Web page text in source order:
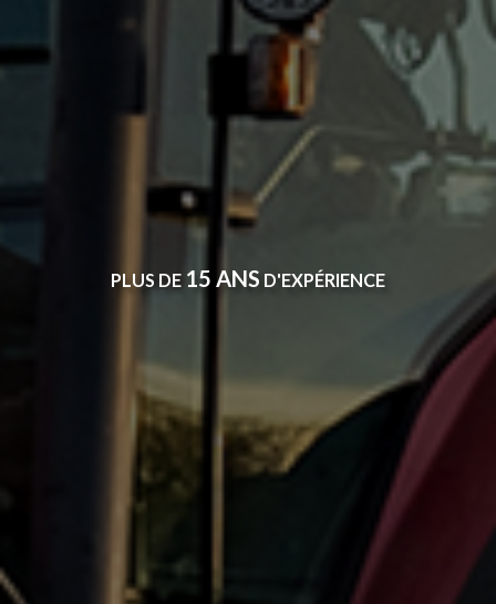
PLUS DE 15 ANS D'EXPÉRIENCE